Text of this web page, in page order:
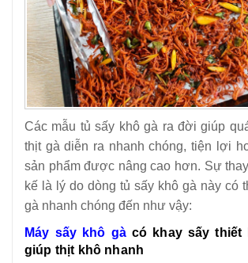
Các mẫu tủ sấy khô gà ra đời giúp
thịt gà diễn ra nhanh chóng, tiện lợi
sản phẩm được nâng cao hơn. Sự
kế là lý do dòng tủ sấy khô gà này có
gà nhanh chóng đến như vậy:
Máy sấy khô gàcó khay sấy thiết
giúp thịt khô nhanh